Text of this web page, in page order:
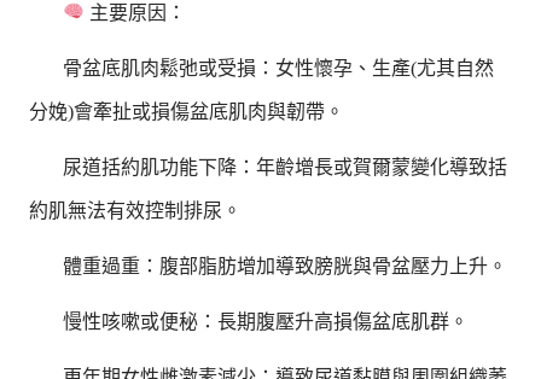
主要原因：
骨盆底肌肉鬆弛或受損：女性懷孕、生產(尤其自然
分娩)會牽扯或損傷盆底肌肉與韌帶。
尿道括約肌功能下降：年齡增長或賀爾蒙變化導致括
約肌無法有效控制排尿。
體重過重：腹部脂肪增加導致膀胱與骨盆壓力上升。
慢性咳嗽或便秘：長期腹壓升高損傷盆底肌群。